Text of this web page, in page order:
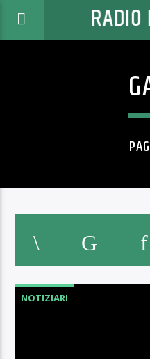
NOTIZIARI